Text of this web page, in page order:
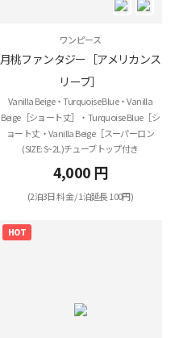
ワンピース
月桃ファンタジー［アメリカンス
リーブ］
Vanilla Beige・Turquoise Blue・Vanilla
Beige［ショート丈］・Turquoise Blue［シ
ョート丈・Vanilla Beige［スーパーロン
(SIZE: S~2L)チューブトップ付き
4,000 円
(2泊3日 料金 / 1泊延長 100円)
HOT